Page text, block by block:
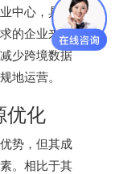
中心，具备
的企业来
少跨境数据
地运营。
优化
势，但其成
。相比于其